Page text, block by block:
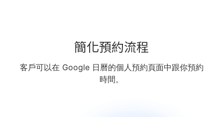
簡化預約流程
客戶可以在 Google 日曆的個人預約頁面中跟你預約
時間。